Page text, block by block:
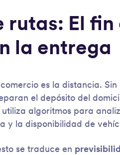
El fin
la entrega
es la distancia.
el depósito del
utiliza algoritmos para
y la disponibilidad de
se traduce en